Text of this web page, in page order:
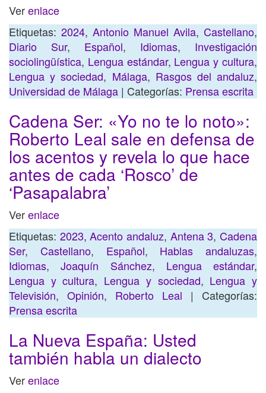
Verenlace
Etiquetas: 2024, Antonio Manuel Avila, Castellano,
Diario Sur, Español, Idiomas, Investigación
sociolingüística, Lengua estándar, Lengua y cultura,
Lengua y sociedad, Málaga, Rasgos del andaluz,
Universidad de Málaga | Categorías: Prensa escrita
Cadena Ser: «Yo no te lo noto»:
Roberto Leal sale en defensa de
los acentos y revela lo que hace
antes de cada ‘Rosco’ de
‘Pasapalabra’
Verenlace
Etiquetas: 2023,Acento andaluz, Antena 3,Cadena
Ser, Castellano, Español, Hablas andaluzas,
Idiomas,Joaquín Sánchez, Lengua estándar,
Lengua y cultura, Lengua y sociedad, Lengua y
Televisión, Opinión, Roberto Leal | Categorías:
Prensa escrita
La Nueva España: Usted
también habla un dialecto
Verenlace